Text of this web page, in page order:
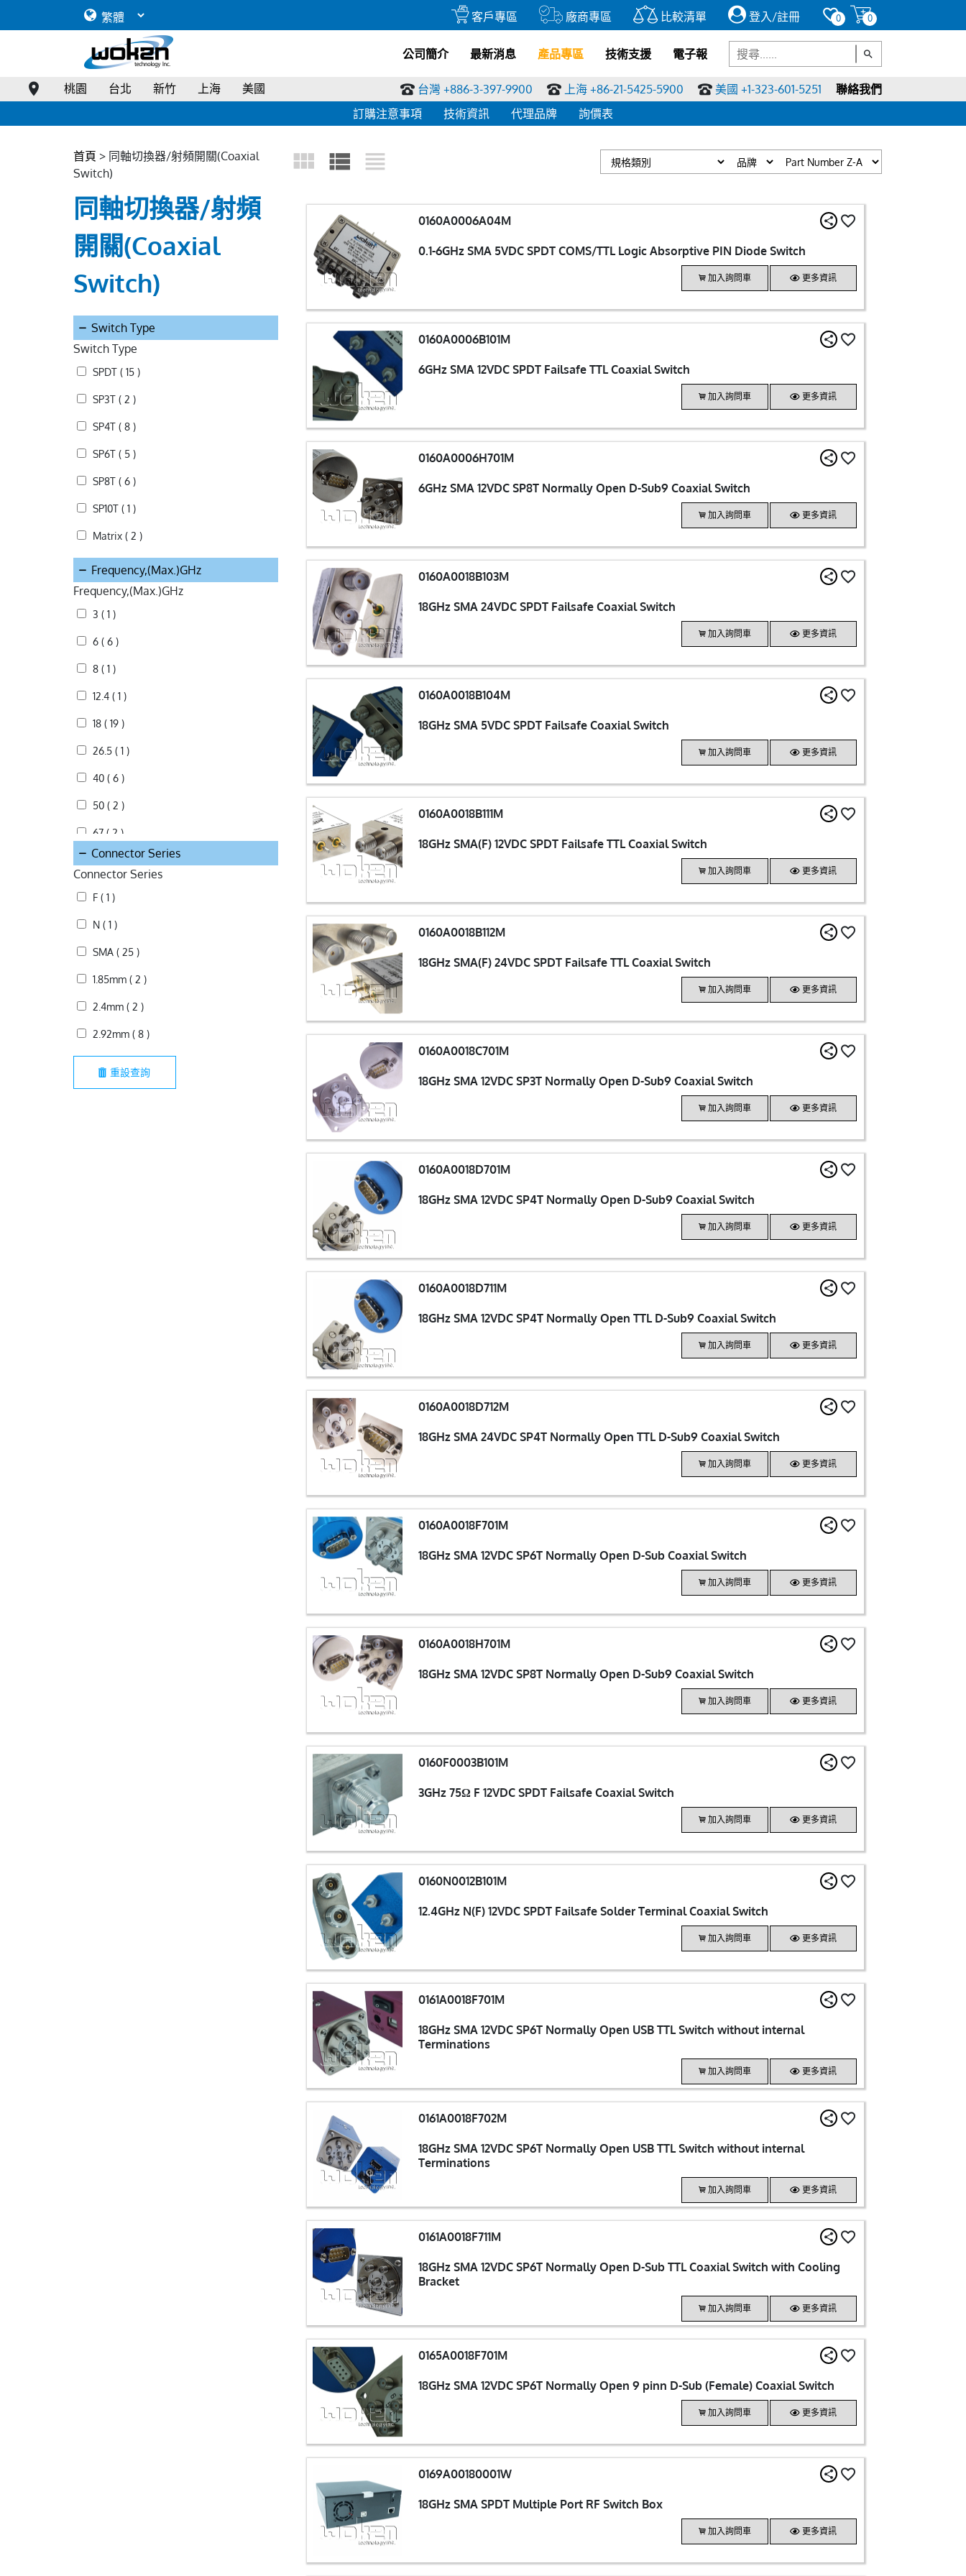
客戶專區 廠商專區 比較清單 登入/註冊 0 0
公司簡介 最新消息 產品專區 技術支援 電子報
桃園 台北 新竹 上海 美國 台灣 +886-3-397-9900 上海 +86-21-5425-5900 美國 +1-323-601-5251
聯絡我們
訂購注意事項
技術資訊 代理品牌 詢價表
首頁 > 同軸切換器/射頻開關(Coaxial
Switch)
同軸切換器/射頻
開關(Coaxial
Switch)
Switch Type
Switch Type
SPDT ( 15 )
SP3T ( 2 )
SP4T ( 8 )
SP6T ( 5 )
SP8T ( 6 )
SP10T ( 1 )
Matrix ( 2 )
Frequency,(Max.)GHz
Frequency,(Max.)GHz
3 ( 1 )
6 ( 6 )
8 ( 1 )
12.4 ( 1 )
18 ( 19 )
26.5 ( 1 )
40 ( 6 )
50 ( 2 )
67 ( 2 )
Connector Series
Connector Series
F ( 1 )
N ( 1 )
SMA ( 25 )
1.85mm ( 2 )
2.4mm ( 2 )
2.92mm ( 8 )
重設查詢
0160A0006A04M
0.1-6GHz SMA 5VDC SPDT COMS/TTL Logic Absorptive PIN Diode Switch
加入詢問車 更多資訊
0160A0006B101M
6GHz SMA 12VDC SPDT Failsafe TTL Coaxial Switch
加入詢問車 更多資訊
0160A0006H701M
6GHz SMA 12VDC SP8T Normally Open D-Sub9 Coaxial Switch
加入詢問車 更多資訊
0160A0018B103M
18GHz SMA 24VDC SPDT Failsafe Coaxial Switch
加入詢問車 更多資訊
0160A0018B104M
18GHz SMA 5VDC SPDT Failsafe Coaxial Switch
加入詢問車 更多資訊
0160A0018B111M
18GHz SMA(F) 12VDC SPDT Failsafe TTL Coaxial Switch
加入詢問車 更多資訊
0160A0018B112M
18GHz SMA(F) 24VDC SPDT Failsafe TTL Coaxial Switch
加入詢問車 更多資訊
0160A0018C701M
18GHz SMA 12VDC SP3T Normally Open D-Sub9 Coaxial Switch
加入詢問車 更多資訊
0160A0018D701M
18GHz SMA 12VDC SP4T Normally Open D-Sub9 Coaxial Switch
加入詢問車 更多資訊
0160A0018D711M
18GHz SMA 12VDC SP4T Normally Open TTL D-Sub9 Coaxial Switch
加入詢問車 更多資訊
0160A0018D712M
18GHz SMA 24VDC SP4T Normally Open TTL D-Sub9 Coaxial Switch
加入詢問車 更多資訊
0160A0018F701M
18GHz SMA 12VDC SP6T Normally Open D-Sub Coaxial Switch
加入詢問車 更多資訊
0160A0018H701M
18GHz SMA 12VDC SP8T Normally Open D-Sub9 Coaxial Switch
加入詢問車 更多資訊
0160F0003B101M
3GHz 75Ω F 12VDC SPDT Failsafe Coaxial Switch
加入詢問車 更多資訊
0160N0012B101M
12.4GHz N(F) 12VDC SPDT Failsafe Solder Terminal Coaxial Switch
加入詢問車 更多資訊
0161A0018F701M
18GHz SMA 12VDC SP6T Normally Open USB TTL Switch without internal
Terminations
加入詢問車 更多資訊
0161A0018F702M
18GHz SMA 12VDC SP6T Normally Open USB TTL Switch without internal
Terminations
加入詢問車 更多資訊
0161A0018F711M
18GHz SMA 12VDC SP6T Normally Open D-Sub TTL Coaxial Switch with Cooling
Bracket
加入詢問車 更多資訊
0165A0018F701M
18GHz SMA 12VDC SP6T Normally Open 9 pinn D-Sub (Female) Coaxial Switch
加入詢問車 更多資訊
0169A00180001W
18GHz SMA SPDT Multiple Port RF Switch Box
加入詢問車 更多資訊